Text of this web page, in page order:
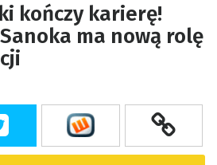
kończy karierę!
ma nową rolę